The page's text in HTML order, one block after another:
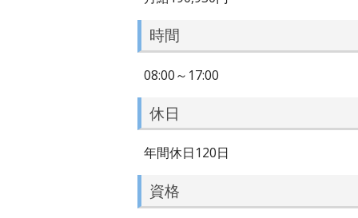
時間
08:00～17:00
休日
年間休日120日
資格